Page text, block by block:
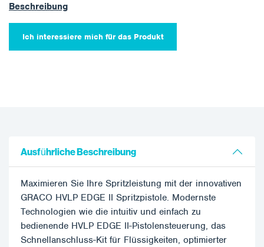
Beschreibung
Ich interessiere mich für das Produkt
Ausführliche Beschreibung
Maximieren Sie Ihre Spritzleistung mit der innovativen
GRACO HVLP EDGE II Spritzpistole. Modernste
Technologien wie die intuitiv und einfach zu
bedienende HVLP EDGE II-Pistolensteuerung, das
Schnellanschluss-Kit für Flüssigkeiten, optimierter